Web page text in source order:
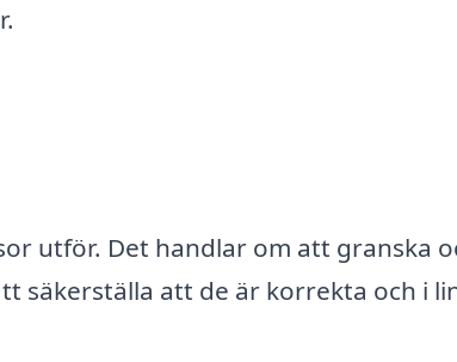
utför. Det handlar om att granska
säkerställa att de är korrekta och i